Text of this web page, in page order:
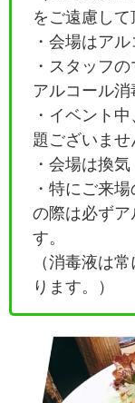
をご遠慮して
・会場はア
・ スタッフ
アルコール消
・イベント
題ございませ
・会場は換
・特にご来
の際は必ずア
す。
（消毒液は
ります。）